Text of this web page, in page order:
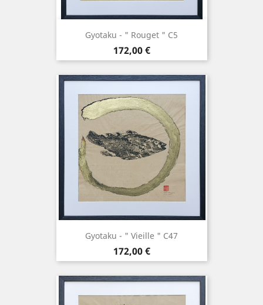
Gyotaku - " Rouget " C5
Prix
172,00 €
Gyotaku - " Vieille " C47
Prix
172,00 €